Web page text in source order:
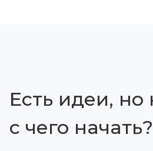
Есть идеи, но
с чего начать?